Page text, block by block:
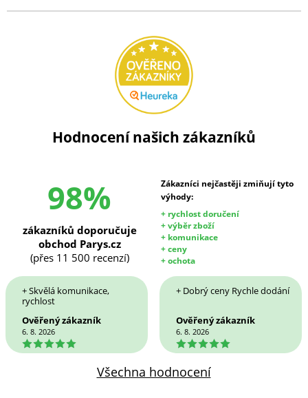
Hodnocení našich zákazníků
98%
Zákazníci nejčastěji zmiňují tyto
výhody:
+ rychlost doručení
+ výběr zboží
+ komunikace
+ ceny
+ ochota
zákazníků doporučuje
obchod Parys.cz
(přes 11 500 recenzí)
+ Skvělá komunikace,
rychlost
Ověřený zákazník
6. 8. 2026
5
+ Dobrý ceny Rychle dodání
Ověřený zákazník
6. 8. 2026
5
Všechna hodnocení